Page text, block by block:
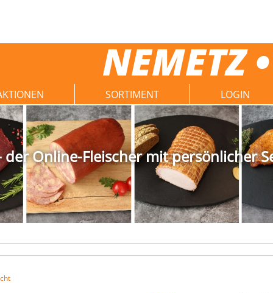
NEMETZ
SORTIMENT LOGIN
der Online-Fleischer mit persönlicher